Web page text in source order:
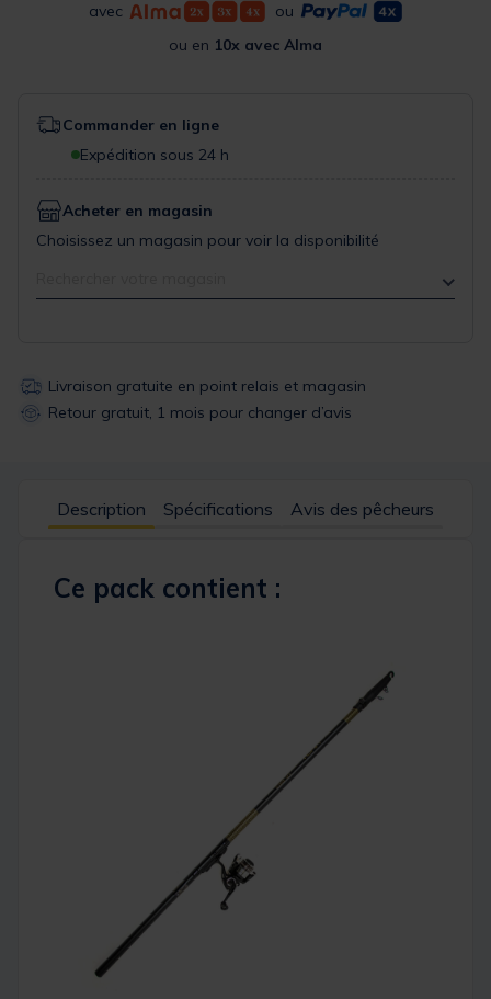
avec
ou
ou en 10x avec Alma
Commander en ligne
Expédition sous 24 h
Acheter en magasin
Choisissez un magasin pour voir la disponibilité
Livraison gratuite en point relais et magasin
Retour gratuit, 1 mois pour changer d’avis
Description Spécifications Avis des pêcheurs
Ce pack contient :